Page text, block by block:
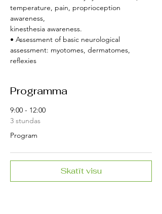
temperature, pain, proprioception
awareness,
kinesthesia awareness.
• Assessment of basic neurological
assessment: myotomes, dermatomes,
reflexies
Programma
9:00 - 12:00
3 stundas
Program
Skatīt visu